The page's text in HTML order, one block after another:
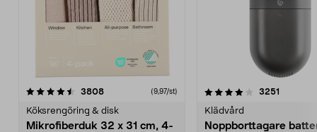
3808recensioner (9,97/st)
Köksrengöring & disk
Mikrofiberduk 32 x 31 cm, 4-
4.0av 5 stjärnor 3251
Klädvård
Noppborttagare
4.5av 5 stjärnor